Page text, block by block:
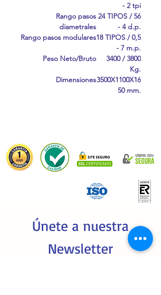
- 2 tpi
Rango pasos
diametrales
24 TIPOS / 56
- 4 d.p.
Rango pasos modulares18 TIPOS / 0,5
- 7 m.p.
Peso Neto/Bruto
3400 / 3800
Kg.
Dimensiones3500X1100X16
50 mm.
Únete a nuestra
Newsletter